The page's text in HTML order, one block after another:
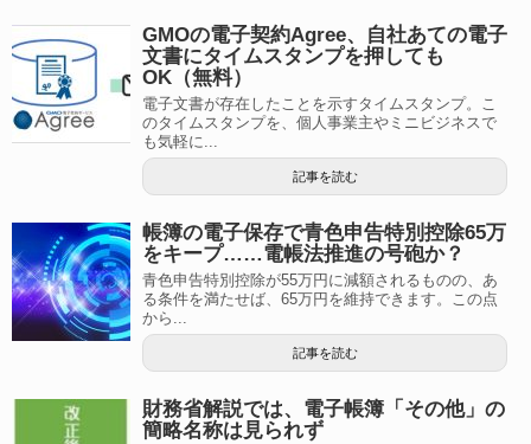
GMOの電子契約Agree、自社あての電子
文書にタイムスタンプを押しても
OK（無料）
電子文書が存在したことを示すタイムスタンプ。こ
のタイムスタンプを、個人事業主やミニビジネスで
も気軽に...
記事を読む
帳簿の電子保存で青色申告特別控除65万
をキープ……電帳法推進の号砲か？
青色申告特別控除が55万円に減額されるものの、あ
る条件を満たせば、65万円を維持できます。この点
から...
記事を読む
財務省解説では、電子帳簿「その他」の
簡略名称は見られず